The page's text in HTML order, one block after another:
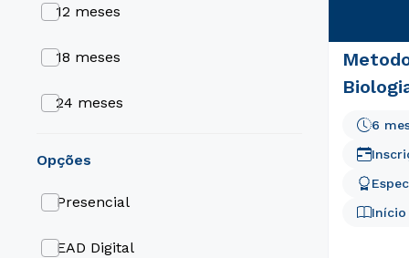
12 meses
18 meses
24 meses
36 meses
6 meses
opções
Presencial
EAD Digital
6